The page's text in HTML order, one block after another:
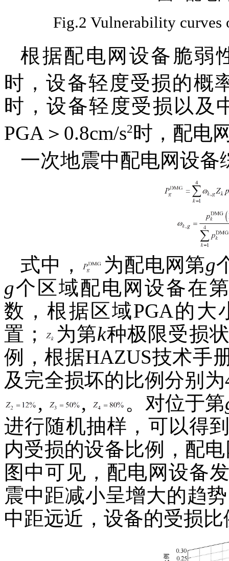
Fig.2 Vulnerability
根据配电网设备脆弱
时，设备轻度受损的概
时，设备轻度受损以及
PGA＞0.8cm/s2时，配电
一次地震中配电网设备
式中， 为配电网第g
g个区域配电网设备在
数，根据区域PGA的大
置；
为第k种极限受损
例，根据HAZUS技术手
及完全损坏的比例分别
,
, 。对位于第
进行随机抽样，可以得
内受损的设备比例，配
图中可见，配电网设备
震中距减小呈增大的趋
中距远近，设备的受损